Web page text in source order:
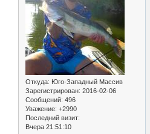
Откуда: Юго-Западный Массив
Зарегистрирован: 2016-02-06
Сообщений: 496
Уважение: +2990
Последний визит:
Вчера 21:51:10